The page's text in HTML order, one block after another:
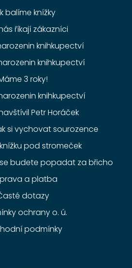
balíme knížky
říkají zákazníci
knihkupectví
knihkupectví
3 roky!
knihkupectví
Petr Horáček
si vychovat sourozence
pod stromeček
budete popadat za břicho
a platba
dotazy
ochrany o. ú.
podmínky